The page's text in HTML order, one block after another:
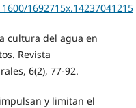
1692715x.14237041215
cultura del agua en
Revista
6(2), 77-92.
y limitan el